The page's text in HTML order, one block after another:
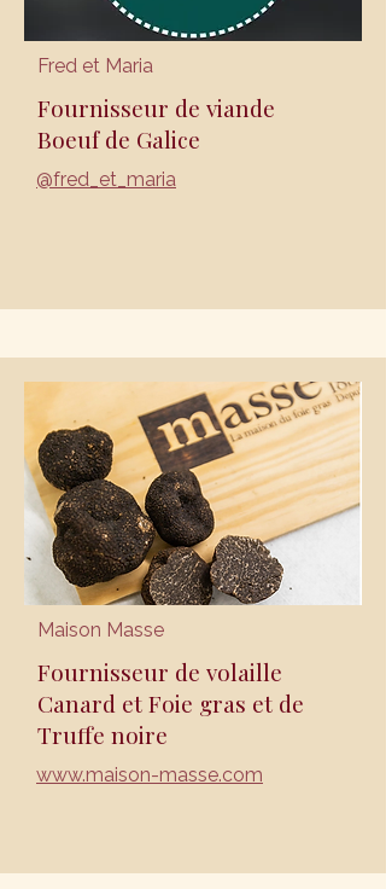
Fred et Maria
Fournisseur de viande
Boeuf de Galice
@fred_et_maria
Maison Masse
Fournisseur de volaille
Canard et Foie gras et de
Truffe noire
www.maison-masse.com